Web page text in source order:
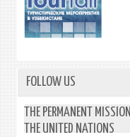
FOLLOW US
THE PERMANENT
THE UNITED NATIONS